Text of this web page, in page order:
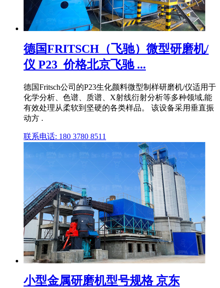
德国FRITSCH（飞驰）微型研磨机/
仪 P23_价格北京飞驰 ...
德国Fritsch公司的P23生化颜料微型制样研磨机/仪适用于
化学分析、色谱、质谱、X射线衍射分析等多种领域,能
有效处理从柔软到坚硬的各类样品。 该设备采用垂直振
动方 .
联系电话: 180 3780 8511
小型金属研磨机型号规格 京东